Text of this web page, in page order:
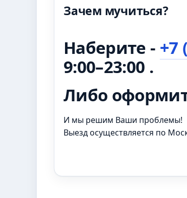
Зачем мучиться?
Наберите - +7
9:00–23:00 .
Либо
И мы решим Ваши проблемы!
Выезд осуществляется по